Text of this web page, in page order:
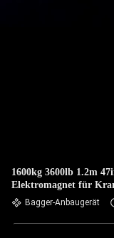
1600kg 3600lb 1.2m
Elektromagnet für
Bagger-Anbaugerät